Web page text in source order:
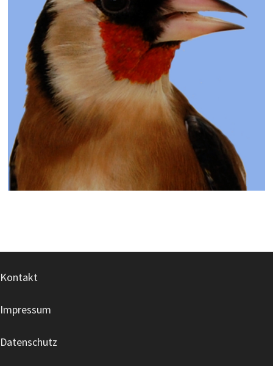
Kontakt
Impressum
Datenschutz